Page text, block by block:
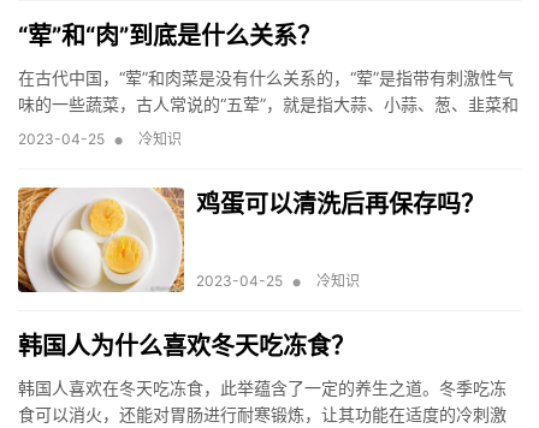
“荤”和“肉”到底是什么关系？
在古代中国，“荤”和肉菜是没有什么关系的，“荤”是指带有刺激性气
味的一些蔬菜，古人常说的“五荤”，就是指大蒜、小蒜、葱、韭菜和
兴蕖五种蔬菜。
2023-04-25 • 冷知识
鸡蛋可以清洗后再保存吗？
2023-04-25 • 冷知识
韩国人为什么喜欢冬天吃冻食？
韩国人喜欢在冬天吃冻食，此举蕴含了一定的养生之道。冬季吃冻
食可以消火，还能对胃肠进行耐寒锻炼，让其功能在适度的冷刺激